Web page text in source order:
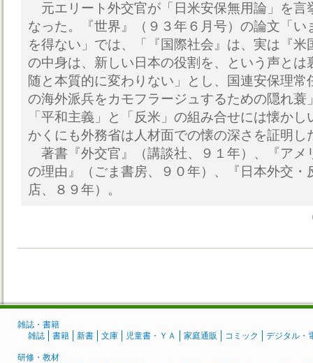
元エリート外交官が「日米安保無用論」を言
なった。『世界』（９３年６月号）の論文「い
を得ない」では、「『国際社会』は、実は『米
の中身は、新しい日本の役割を、という声とは
随と本質的に変わりない」とし、国連安保理常
の海外派兵をカモフラージュするための隠れ蓑
「平和主義」と「反米」の組み合せには懐か
かくにも外務省は人材面での懐の深さを証明し
著書『外交官』（講談社、９１年）、『アメ
の理由』（ごま書房、９０年）、『日本外交・
店、８９年）。
雑誌・書籍
雑誌
書籍 新書 文庫 児童書・ＹＡ 家庭通販 コミック デジタル・
研修・教材